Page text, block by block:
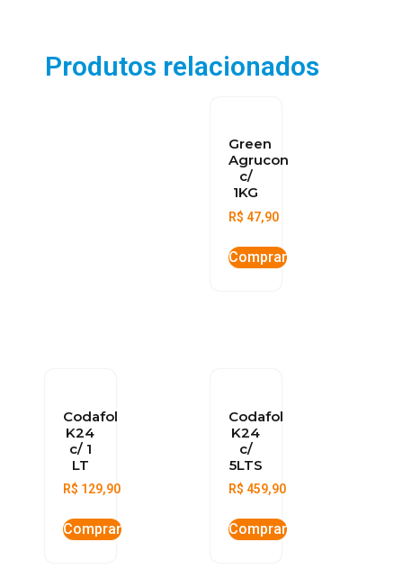
Produtos relacionados
Green
Agrucon
c/
1KG
R$ 47,90
Comprar
Codafol
K24
c/ 1
LT
R$ 129,90
Comprar
Codafol
K24
c/
5LTS
R$ 459,90
Comprar